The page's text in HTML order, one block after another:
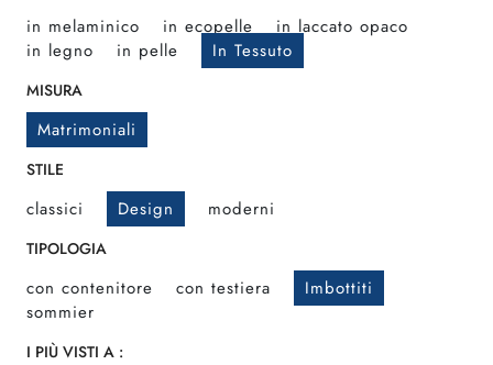
in melaminico in ecopelle
in laccato opaco
in legno
in pelle In Tessuto
MISURA
Matrimoniali
STILE
classici Design moderni
TIPOLOGIA
con contenitore con testiera
Imbottiti
sommier
I PIÙ VISTI A :